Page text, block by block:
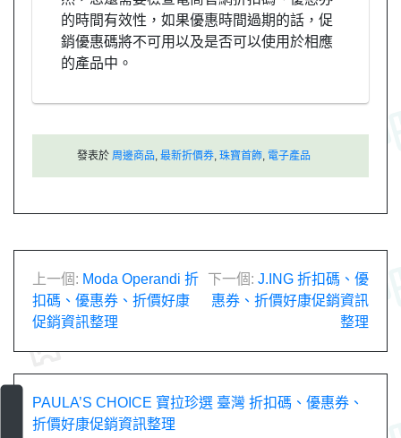
的時間有效性，如果優惠時間過期的話，促
銷優惠碼將不可用以及是否可以使用於相應
的產品中。
發表於 周邊商品 最新折價券 珠寶首飾 電子產品
文
章
導
上一個: Moda Operandi 折
扣碼、優惠券、折價好康
促銷資訊整理
下一個: J.ING 折扣碼、優
惠券、折價好康促銷資訊
整理
PAULA’S CHOICE 寶拉珍選 臺灣 折扣碼、優惠券、
折價好康促銷資訊整理